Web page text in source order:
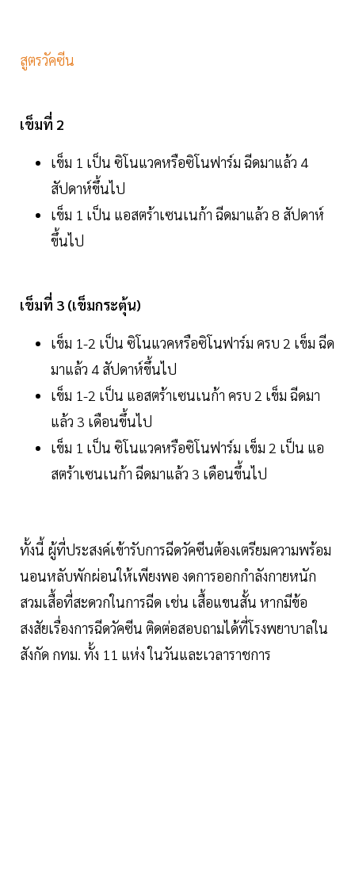
สูตรวัคซีน
เข็มที่ 2
เข็ม 1 เป็น ซิโนแวคหรือซิโนฟาร์ม ฉีดมาแล้ว 4
สัปดาห์ขึ้นไป
เข็ม 1 เป็น แอสตร้าเซนเนก้า ฉีดมาแล้ว 8 สัปดาห์
ขึ้นไป
เข็มที่ 3 (เข็มกระตุ้น)
เข็ม 1-2 เป็น ซิโนแวคหรือซิโนฟาร์ม ครบ 2 เข็ม ฉีด
มาแล้ว 4 สัปดาห์ขึ้นไป
เข็ม 1-2 เป็น แอสตร้าเซนเนก้า ครบ 2 เข็ม ฉีดมา
แล้ว 3 เดือนขึ้นไป
เข็ม 1 เป็น ซิโนแวคหรือซิโนฟาร์ม เข็ม 2 เป็น แอ
สตร้าเซนเนก้า ฉีดมาแล้ว 3 เดือนขึ้นไป
ทั้งนี้ ผู้ที่ประสงค์เข้ารับการฉีดวัคซีนต้องเตรียมความพร้อม
นอนหลับพักผ่อนให้เพียงพอ งดการออกกำลังกายหนัก
สวมเสื้อที่สะดวกในการฉีด เช่น เสื้อแขนสั้น หากมีข้อ
สงสัยเรื่องการฉีดวัคซีน ติดต่อสอบถามได้ที่โรงพยาบาลใน
สังกัด กทม. ทั้ง 11 แห่ง ในวันและเวลาราชการ